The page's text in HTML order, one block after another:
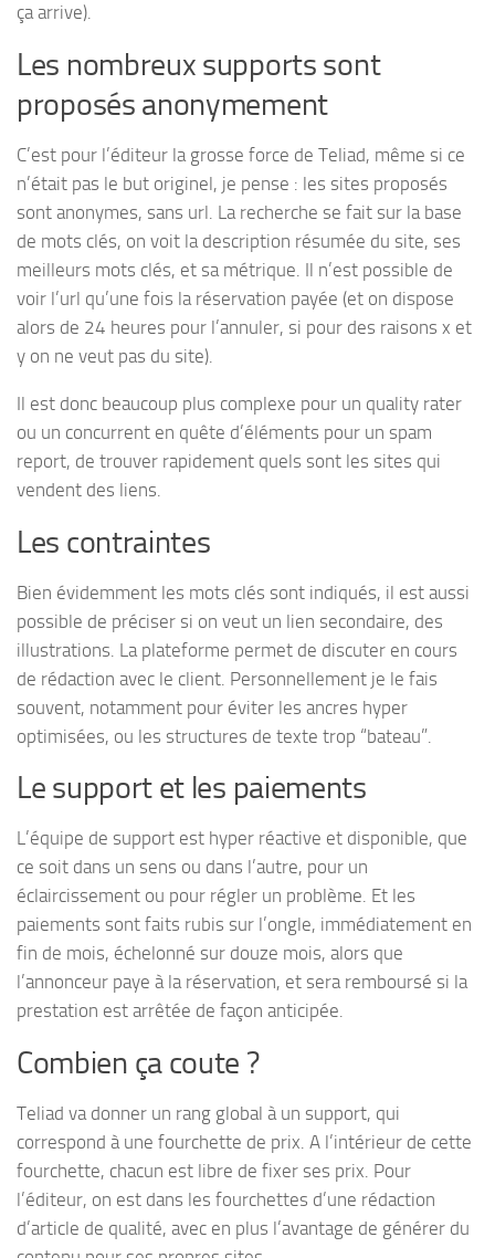
ça arrive).
Les nombreux supports sont
proposés anonymement
C’est pour l’éditeur la grosse force de Teliad, même si ce
n’était pas le but originel, je pense : les sites proposés
sont anonymes, sans url. La recherche se fait sur la base
de mots clés, on voit la description résumée du site, ses
meilleurs mots clés, et sa métrique. Il n’est possible de
voir l’url qu’une fois la réservation payée (et on dispose
alors de 24 heures pour l’annuler, si pour des raisons x et
y on ne veut pas du site).
Il est donc beaucoup plus complexe pour un quality rater
ou un concurrent en quête d’éléments pour un spam
report, de trouver rapidement quels sont les sites qui
vendent des liens.
Les contraintes
Bien évidemment les mots clés sont indiqués, il est aussi
possible de préciser si on veut un lien secondaire, des
illustrations. La plateforme permet de discuter en cours
de rédaction avec le client. Personnellement je le fais
souvent, notamment pour éviter les ancres hyper
optimisées, ou les structures de texte trop “bateau”.
Le support et les paiements
L’équipe de support est hyper réactive et disponible, que
ce soit dans un sens ou dans l’autre, pour un
éclaircissement ou pour régler un problème. Et les
paiements sont faits rubis sur l’ongle, immédiatement en
fin de mois, échelonné sur douze mois, alors que
l’annonceur paye à la réservation, et sera remboursé si la
prestation est arrêtée de façon anticipée.
Combien ça coute ?
Teliad va donner un rang global à un support, qui
correspond à une fourchette de prix. A l’intérieur de cette
fourchette, chacun est libre de fixer ses prix. Pour
l’éditeur, on est dans les fourchettes d’une rédaction
d’article de qualité, avec en plus l’avantage de générer du